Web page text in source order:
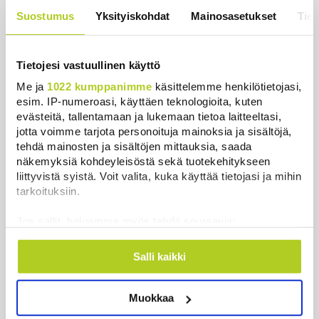
Suostumus Yksityiskohdat Mainosasetukset
Tietojesi vastuullinen käyttö
Me ja 1022 kumppanimme käsittelemme henkilötietojasi,
esim. IP-numeroasi, käyttäen teknologioita, kuten
evästeitä, tallentamaan ja lukemaan tietoa laitteeltasi,
jotta voimme tarjota personoituja mainoksia ja sisältöjä,
tehdä mainosten ja sisältöjen mittauksia, saada
näkemyksiä kohdeyleisöstä sekä tuotekehitykseen
liittyvistä syistä. Voit valita, kuka käyttää tietojasi ja mihin
tarkoituksiin.
Kerätä tietoja maantieteellisestä sijainnistasi,
mahdollisesti muutaman metrin tarkkuudella
ominaispiirteitä aktiivisesti (sormenjäljen
Lue lisää siitä, miten henkilötietojasi käsitellään ja miten
Salli kaikki
Muokkaa
Uutiset
Uusimmat Luetuimmat